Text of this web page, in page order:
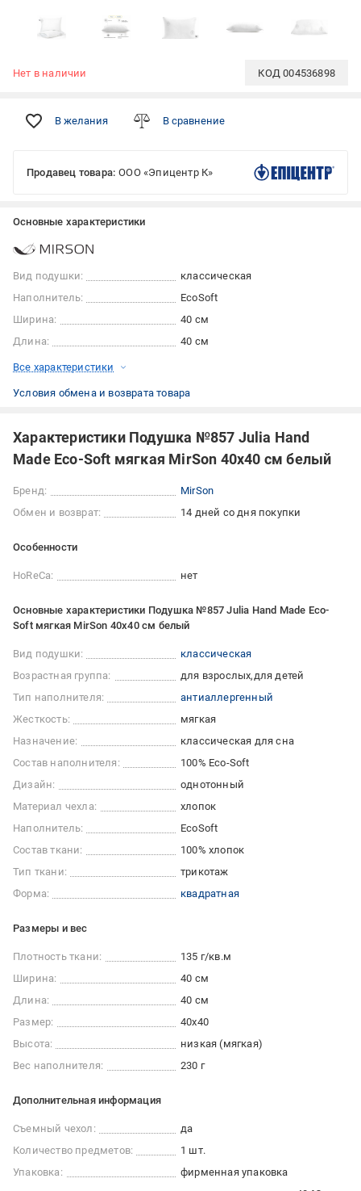
Нет в наличии КОД004536898
В желания В сравнение
Продавец товара: ООО «Эпицентр К»
Основные характеристики
Вид подушки:
классическая
Наполнитель:
EcoSoft
Ширина:
40 см
Длина:
40 см
Все характеристики
Условия обмена и возврата товара
Характеристики Подушка №857 Julia Hand
Made Eco-Soft мягкая MirSon 40x40 см белый
Бренд:
MirSon
Обмен и возврат:
14 дней со дня покупки
Особенности
HoReCa: нет
Основные характеристики Подушка №857 Julia Hand Made Eco-
Soft мягкая MirSon 40x40 см белый
Вид подушки:
классическая
Возрастная группа:
для взрослых для детей
Тип наполнителя:
антиаллергенный
Жесткость:
мягкая
Назначение:
классическая для сна
Состав наполнителя:
100% Eco-Soft
Дизайн:
однотонный
Материал чехла:
хлопок
Наполнитель:
EcoSoft
Состав ткани:
100% хлопок
Тип ткани:
трикотаж
Форма:
квадратная
Размеры и вес
Плотность ткани:
135 г/кв.м
Ширина:
40 см
Длина:
40 см
Размер:
40x40
Высота:
низкая (мягкая)
Вес наполнителя:
230 г
Дополнительная информация
Съемный чехол:
да
Количество предметов:
1 шт.
Упаковка:
фирменная упаковка